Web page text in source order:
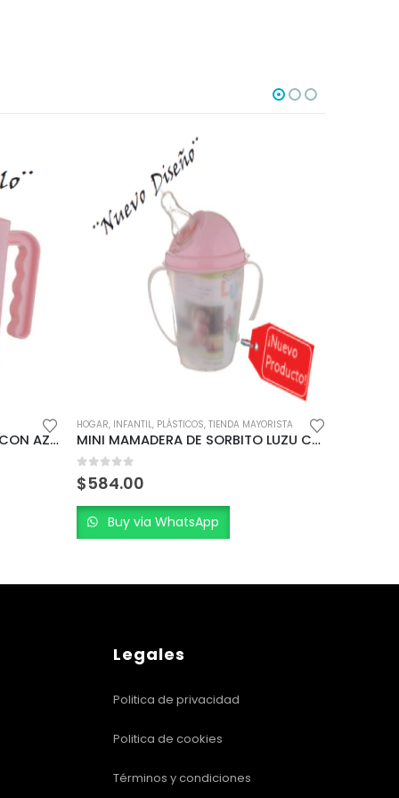
MINI MAMADERA DE SORBITO LUZU CON TETINA 240 CC.
HOGAR, TIENDA MAYORISTA
PALA DE RESIDUO CLÀSICA CON AGARRE
0 out of 5
$479.00
Buy via WhatsApp
Legales
Politica de privacidad
Politica de cookies
Términos y condiciones